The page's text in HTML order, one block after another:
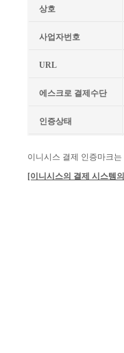
상호
사업자번호
URL
에스크로 결제수단
인증상태
이니시스 결제 인증마크
[이니시스의 결제 시스템